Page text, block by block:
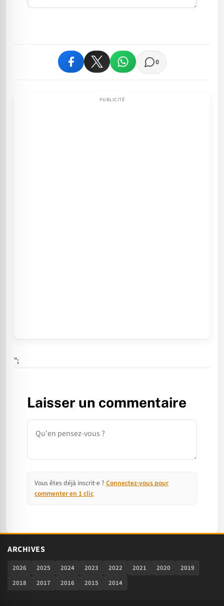
0
";
Laisser un commentaire
Commentaire
Vous êtes déjà inscrit·e ? Connectez-vous pour
commenter en 1 clic
ARCHIVES
2026 2025 2024 2023 2022 2021 2020
2019
2018
2017 2016 2015 2014